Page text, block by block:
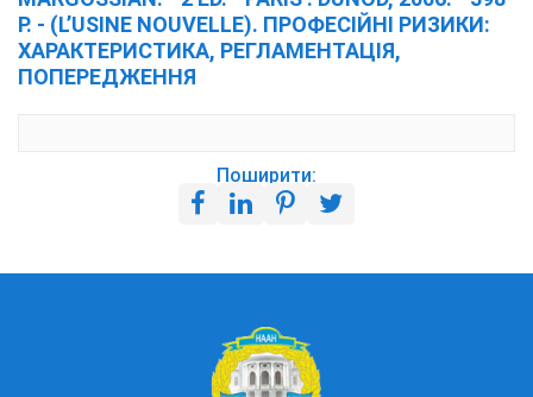
P. - (L’USINE NOUVELLE). ПРОФЕСІЙНІ РИЗИКИ:
ХАРАКТЕРИСТИКА, РЕГЛАМЕНТАЦІЯ,
ПОПЕРЕДЖЕННЯ
Поширити: